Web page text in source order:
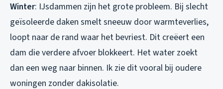
Winter: IJsdammen zijn het grote probleem. Bij slecht
geïsoleerde daken smelt sneeuw door warmteverlies,
loopt naar de rand waar het bevriest. Dit creëert een
dam die verdere afvoer blokkeert. Het water zoekt
dan een weg naar binnen. Ik zie dit vooral bij oudere
woningen zonder dakisolatie.